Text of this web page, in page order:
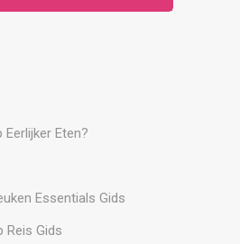
Eten?
Essentials Gids
Reis Gids